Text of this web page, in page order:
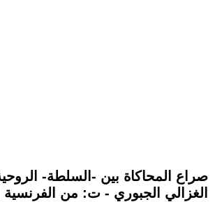
صراع المحاكاة بين -السلطة-
الغزالي الجبوري - ت: من الفرنسية